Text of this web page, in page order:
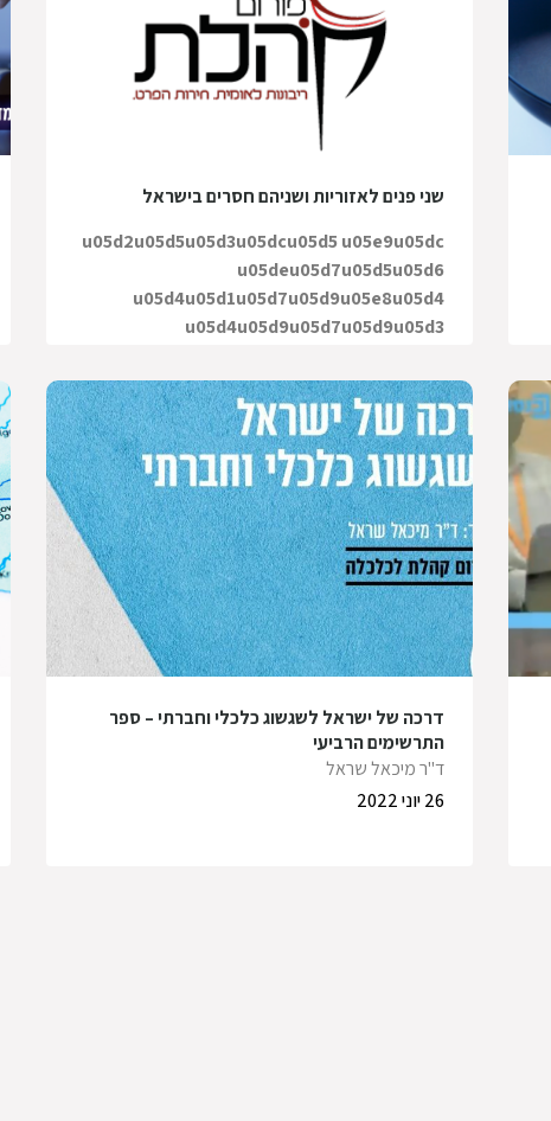
שני פנים לאזוריות ושניהם חסרים בישראל
u05d2u05d5u05d3u05dcu05d5 u05e9u05dc
u05deu05d7u05d5u05d6
u05d4u05d1u05d7u05d9u05e8u05d4
u05d4u05d9u05d7u05d9u05d3
u05d4u05d5u05d0 120
15 פברואר 2023
דרכה של ישראל לשגשוג כלכלי וחברתי – ספר
התרשימים הרביעי
ד"ר מיכאל שראל
26 יוני 2022